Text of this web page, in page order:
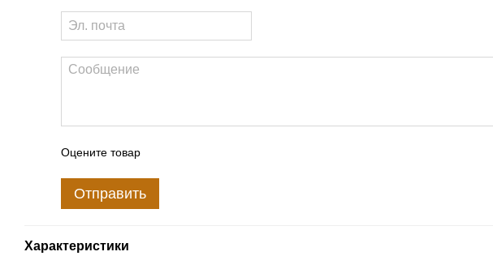
Оцените товар
Отправить
Характеристики